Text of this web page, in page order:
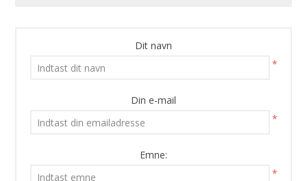
Dit navn
*
Din e-mail
*
Emne:
*